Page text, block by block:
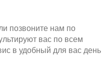
позвоните нам по
вас по всем
в удобный для вас день